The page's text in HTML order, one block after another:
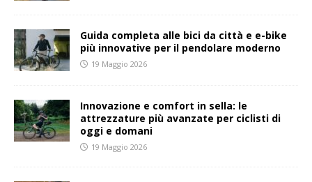
Guida completa alle bici da città e e-bike
più innovative per il pendolare moderno
19 Maggio 2026
Innovazione e comfort in sella: le
attrezzature più avanzate per ciclisti di
oggi e domani
19 Maggio 2026